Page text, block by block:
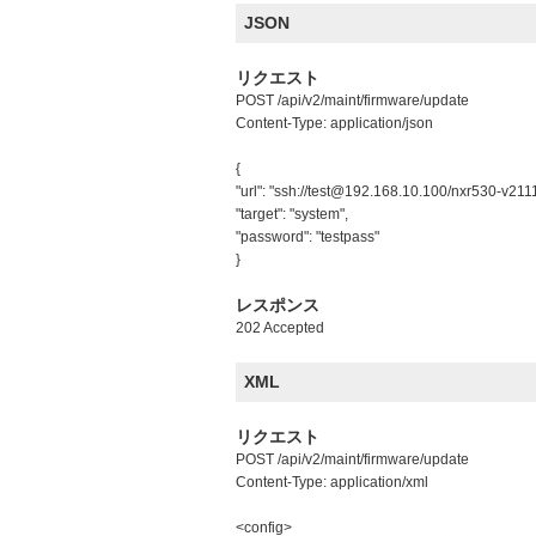
JSON
リクエスト
POST /api/v2/maint/firmware/update
Content-Type: application/json
{
"url": "ssh://test@192.168.10.100/nxr530-
"target": "system",
"password": "testpass"
}
レスポンス
202 Accepted
XML
リクエスト
POST /api/v2/maint/firmware/update
Content-Type: application/xml
<config>